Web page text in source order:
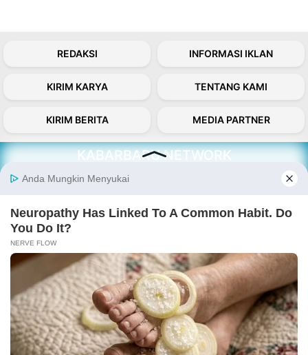
REDAKSI INFORMASI IKLAN
KIRIM KARYA TENTANG KAMI
KIRIM BERITA MEDIA PARTNER
KABARBARU NETWORK
Kabarbaru.co menyajikan berita aktual dan
inspiratif dari sudut pandang berbaik sangka
serta terverifikasi dari sumber yang tepat.
Follow Kabarbaru